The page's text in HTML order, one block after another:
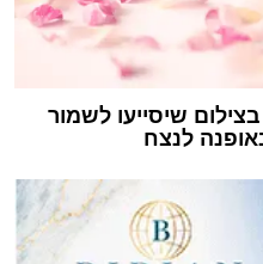
שיסייעו לשמור
לנצח